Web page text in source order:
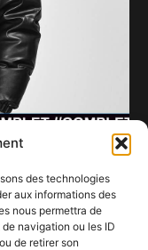
des technologies
aux informations des
nous permettra de
navigation ou les ID
de retirer son
’25 TOUR’